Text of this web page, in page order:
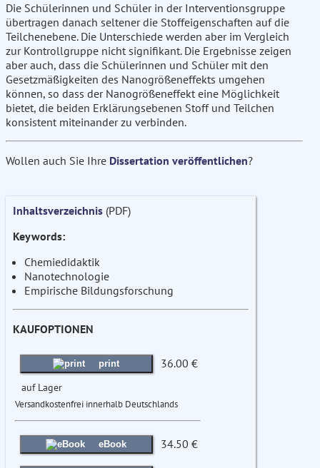
Die Schülerinnen und Schüler in der Interventionsgruppe
übertragen danach seltener die Stoffeigenschaften auf die
Teilchenebene. Die Unterschiede werden aber im Vergleich
zur Kontrollgruppe nicht signifikant. Die Ergebnisse zeigen
aber auch, dass die Schülerinnen und Schüler mit den
Gesetzmäßigkeiten des Nanogrößeneffekts umgehen
können, so dass der Nanogrößeneffekt eine Möglichkeit
bietet, die beiden Erklärungsebenen Stoff und Teilchen
konsistent miteinander zu verbinden.
Wollen auch Sie Ihre Dissertation veröffentlichen?
Inhaltsverzeichnis (PDF)
Keywords:
Chemiedidaktik
Nanotechnologie
Empirische Bildungsforschung
KAUFOPTIONEN
print 36.00 €
auf Lager
Versandkostenfrei innerhalb Deutschlands
eBook 34.50 €